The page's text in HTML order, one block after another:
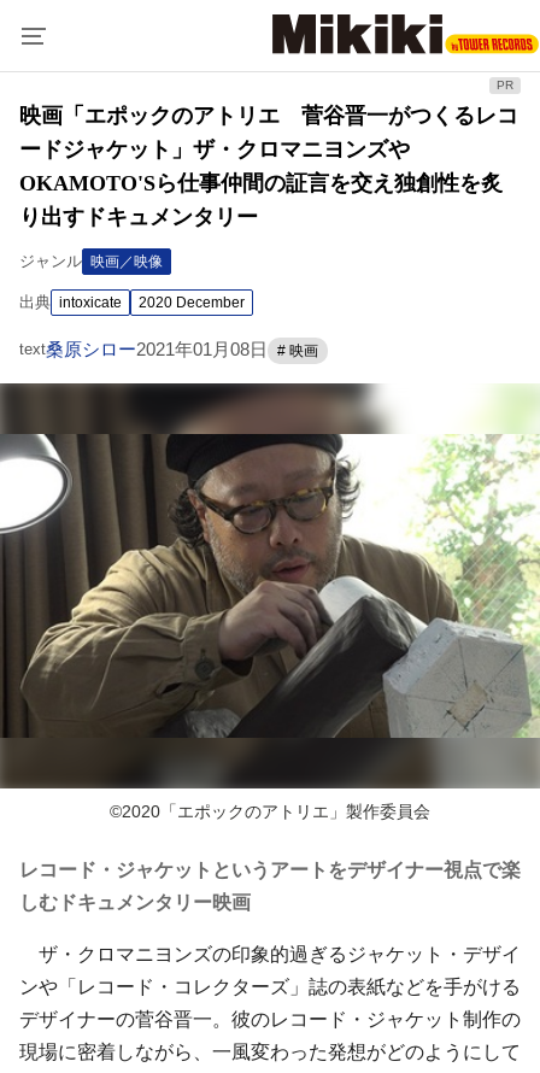
映画「エポックのアトリエ 菅谷晋一がつくるレコ
ードジャケット」ザ・クロマニヨンズや
OKAMOTO'Sら仕事仲間の証言を交え独創性を炙
り出すドキュメンタリー
ジャンル 映画／映像
出典 intoxicate 2020 December
text桑原シロー2021年01月08日 # 映画
©2020「エポックのアトリエ」製作委員会
レコード・ジャケットというアートをデザイナー視点で楽
しむドキュメンタリー映画
ザ・クロマニヨンズの印象的過ぎるジャケット・デザイ
ンや「レコード・コレクターズ」誌の表紙などを手がける
デザイナーの菅谷晋一。彼のレコード・ジャケット制作の
現場に密着しながら、一風変わった発想がどのようにして